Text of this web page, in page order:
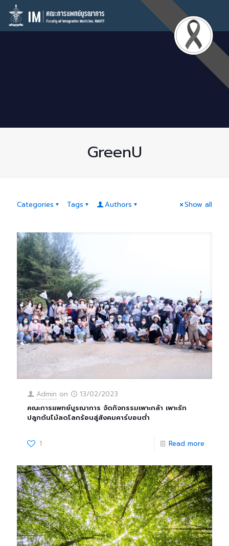
GreenU
Categories Tags Authors Show all
Admin on
13/02/2023
คณะการแพทย์บูรณาการ จัดกิจกรรมเพาะกล้า เพาะรัก
ปลูกต้นไม้ลดโลกร้อนสู่สังคมคาร์บอนต่ำ
1 Read more